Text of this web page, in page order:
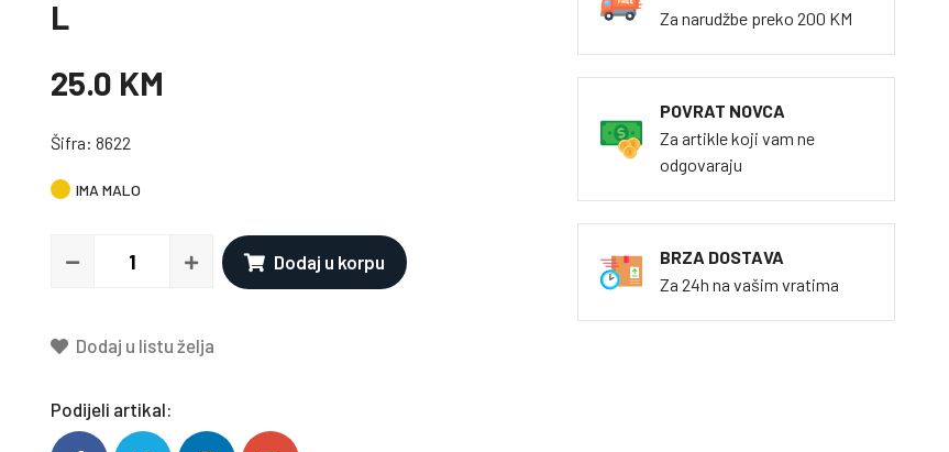
L
25.0 KM
Šifra: 8622
IMA MALO
Dodaj u korpu
Dodaj u listu želja
Podijeli artikal:
Za narudžbe preko 200 KM
POVRAT NOVCA
Za artikle koji vam ne
odgovaraju
BRZA DOSTAVA
Za 24h na vašim vratima